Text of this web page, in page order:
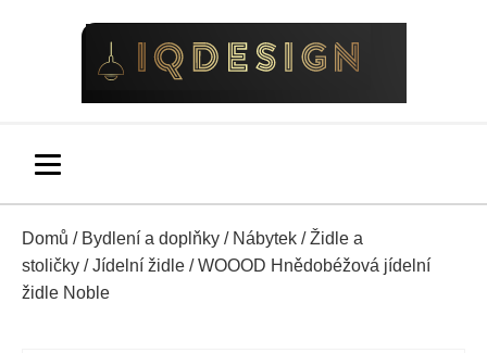
Domů / Bydlení a doplňky / Nábytek /Židle a
stoličky /Jídelní židle / WOOOD Hnědobéžová jídelní
židle Noble